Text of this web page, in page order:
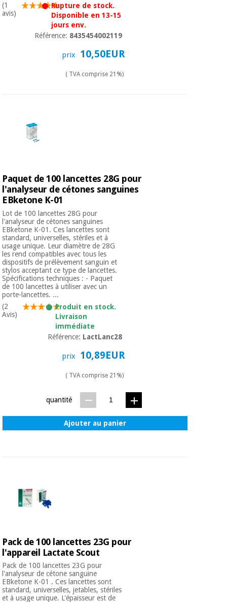
(1
avis)
Rupture de stock.
Disponible en 13-15
jours env.
Référence: 8435454002119
prix 10,50EUR
( TVA comprise 21%)
Paquet de 100 lancettes 28G pour
l'analyseur de cétones sanguines
EBketone K-01
Lot de 100 lancettes 28G pour
l'analyseur de cétones sanguines
EBketone K-01. Ces lancettes sont
standard, universelles, stériles et à
usage unique. Leur diamètre de 28G
les rend compatibles avec tous les
dispositifs de prélèvement sanguin et
stylos acceptant ce type de lancettes.
Spécifications techniques : - Paquet
de 100 lancettes à utiliser avec un
porte-lancettes. ...
(2
Avis)
Produit en stock.
Livraison
immédiate
Référence: LactLanc28
prix 10,89EUR
( TVA comprise 21%)
quantité
Ajouter au panier
Pack de 100 lancettes 23G pour
l'appareil Lactate Scout
Pack de 100 lancettes 23G pour
l'analyseur de cétone sanguine
EBketone K-01 . Ces lancettes sont
standard, universelles, jetables, stériles
et à usage unique. L'épaisseur est de